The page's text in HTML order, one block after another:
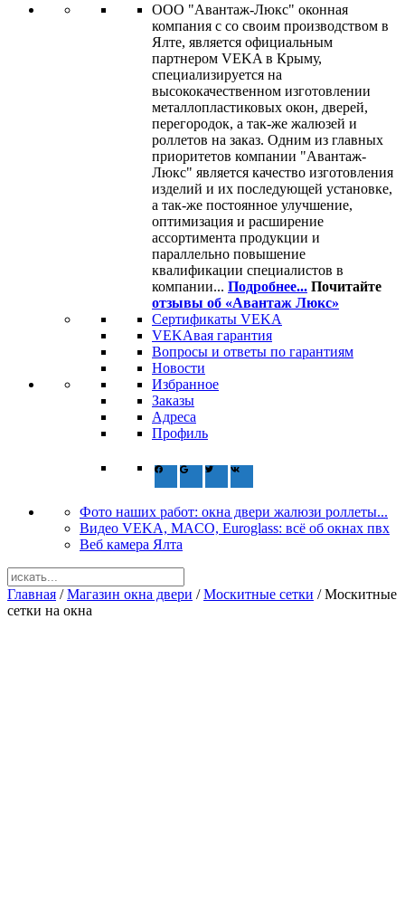
ООО "Авантаж-Люкс" оконная
компания с со своим производством в
Ялте, является официальным
партнером VEKA в Крыму,
специализируется на
высококачественном изготовлении
металлопластиковых окон, дверей,
перегородок, а так-же жалюзей и
роллетов на заказ. Одним из главных
приоритетов компании "Авантаж-
Люкс" является качество изготовления
изделий и их последующей установке,
а так-же постоянное улучшение,
оптимизация и расширение
ассортимента продукции и
параллельно повышение
квалификации специалистов в
компании... Подробнее... Почитайте
отзывы об «Авантаж Люкс»
Сертификаты VEKA
VEKAвая гарантия
Вопросы и ответы по гарантиям
Новости
Избранное
Заказы
Адреса
Профиль
Фото наших работ: окна двери жалюзи роллеты...
Видео VEKA, MACO, Euroglass: всё об окнах пвх
Веб камера Ялта
Главная /Магазин окна двери /Москитные сетки / Москитные
сетки на окна